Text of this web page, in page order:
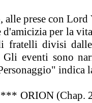
prese con Lord
per la
divisi dalle
Gli eventi sono
indica
ORION (Chap.